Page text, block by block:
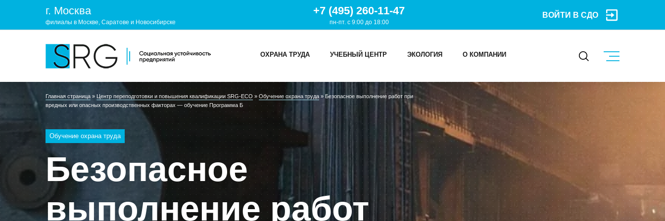
г. Москва
филиалы в Москве, Саратове и Новосибирске
+7 (495) 260-11-47
пн-пт. с 9:00 до 18:00
ВОЙТИ В СДО
ОХРАНА ТРУДА УЧЕБНЫЙ ЦЕНТР ЭКОЛОГИЯ О КОМПАНИИ
КОМПАНИЯ
О нас
Руководство
Лицензии и аккредитации
Пресс-центр
Реквизиты
УСЛУГИ
ОХРАНА ТРУДА
УЧЕБНЫЙ ЦЕНТР
ЭКОЛОГИЯ
КОНТАКТЫ
МЕРОПРИЯТИЯ
БЛОГ
Карьера
Мы в социальных сетях
Главная страница »Центр переподготовки и повышения квалификации SRG-ECO » Обучение охрана труда » Безопасное выполнение работ при
вредных или опасных производственных факторах — обучение Программа Б
Обучение охрана труда
Безопасное
выполнение работ